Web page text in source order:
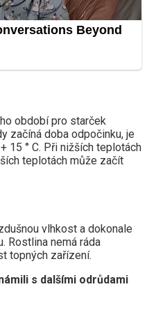
období pro starček
začíná doba odpočinku, je
15 ° C. Při nižších teplotách
teplotách může začít
vlhkost a dokonale
Rostlina nemá ráda
topných zařízení.
s dalšími odrůdami